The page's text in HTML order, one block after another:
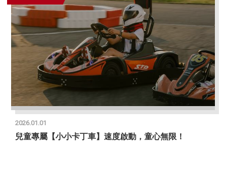
2026.01.01
兒童專屬【小小卡丁車】速度啟動，童心無限！